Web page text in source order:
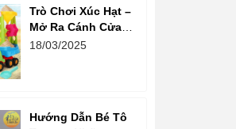
Trò Chơi Xúc Hạt –
Mở Ra Cánh Cửa
Sáng Tạo Cho Bé
18/03/2025
Hướng Dẫn Bé Tô